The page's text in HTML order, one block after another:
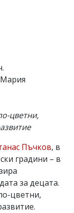
цветни,
Пъчков, в
градини – в
за децата.
цветни,